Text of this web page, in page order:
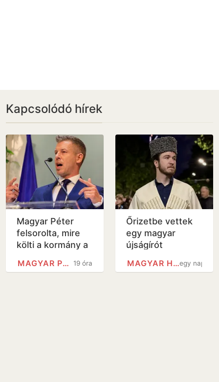
Kapcsolódó hírek
Magyar Péter
felsorolta, mire
költi a kormány a
forintos uniós19 óra
MAGYAR PÉTER
Őrizetbe vettek
egy magyar
újságírót
egy nap
MAGYAR HELSINKI BIZOTTSÁG